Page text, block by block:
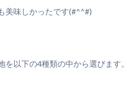
美味しかったです(#^^#)
以下の4種類の中から選びます。